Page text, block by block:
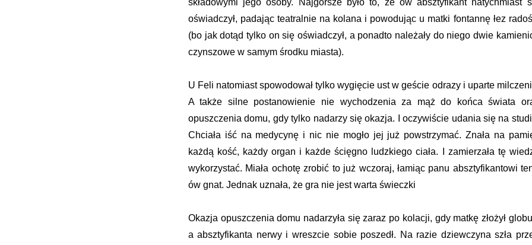
oświadczył, padając teatralnie na kolana i powodując u matki fontannę łez
(bo jak dotąd tylko on się oświadczył, a ponadto należały do niego dwie
czynszowe w samym środku miasta).
U Feli natomiast spowodował tylko wygięcie ust w geście odrazy i uparte
A także silne postanowienie nie wychodzenia za mąż do końca świata
opuszczenia domu, gdy tylko nadarzy się okazja. I oczywiście udania się na
Chciała iść na medycynę i nic nie mogło jej już powstrzymać. Znała na
każdą kość, każdy organ i każde ścięgno ludzkiego ciała. I zamierzała tę
wykorzystać. Miała ochotę zrobić to już wczoraj, łamiąc panu absztyfikantowi
ów gnat. Jednak uznała, że gra nie jest warta świeczki
Okazja opuszczenia domu nadarzyła się zaraz po kolacji, gdy matkę złożył
a absztyfikanta nerwy i wreszcie sobie poszedł. Na razie dziewczyna szła